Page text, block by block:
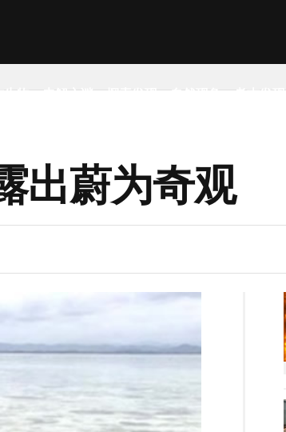
生物 未解之谜 探索发现 自然现象 考古发现
出蔚为奇观